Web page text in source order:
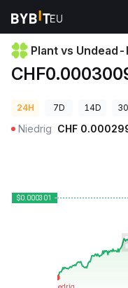
Krypto-Preise
Plant vs
24H 7D 14D
Niedrig CHF